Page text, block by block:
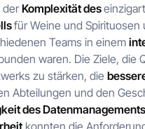
derKomplexität des
für Weine und Spirituosen
Teams in einem
waren. Die Ziele, die
zu stärken, die
Abteilungen und den
des